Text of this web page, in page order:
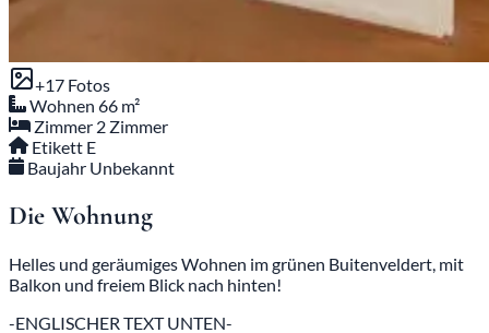
+17 Fotos
Wohnen 66 m²
Zimmer 2 Zimmer
Etikett E
Baujahr Unbekannt
Die Wohnung
Helles und geräumiges Wohnen im grünen Buitenveldert, mit
Balkon und freiem Blick nach hinten!
-ENGLISCHER TEXT UNTEN-